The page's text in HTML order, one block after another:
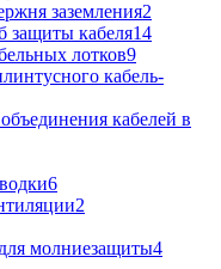
заземления2
защиты кабеля14
лотков9
кабель-
кабелей в
6
2
молниезащиты4